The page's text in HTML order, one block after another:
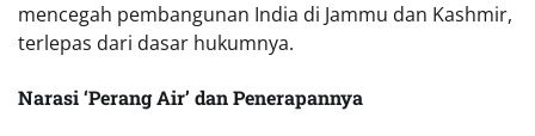
mencegah pembangunan India di Jammu dan Kashmir,
terlepas dari dasar hukumnya.
Narasi ‘Perang Air’ dan Penerapannya